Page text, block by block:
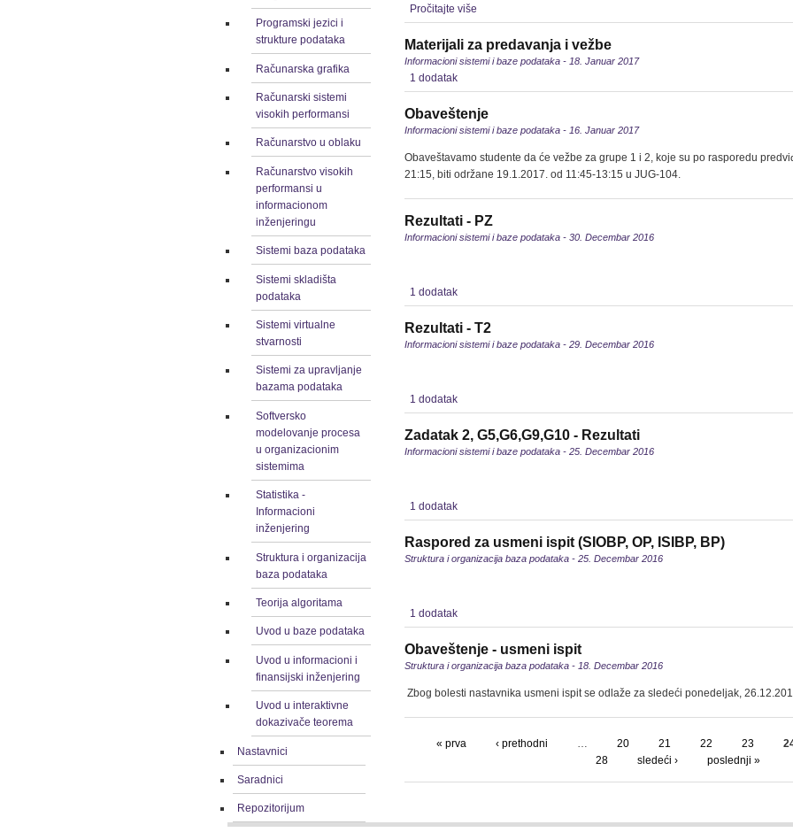
Programski jezici i
strukture podataka
Računarska grafika
Računarski sistemi
visokih performansi
Računarstvo u oblaku
Računarstvo visokih
performansi u
informacionom
inženjeringu
Sistemi baza podataka
Sistemi skladišta
podataka
Sistemi virtualne
stvarnosti
Sistemi za upravljanje
bazama podataka
Softversko
modelovanje procesa
u organizacionim
sistemima
Statistika -
Informacioni
inženjering
Struktura i organizacija
baza podataka
Teorija algoritama
Uvod u baze podataka
Uvod u informacioni i
finansijski inženjering
Uvod u interaktivne
dokazivače teorema
Nastavnici
Saradnici
Repozitorijum
Pročitajte više
Materijali za predavanja i vežbe
Informacioni sistemi i baze podataka - 18. Januar 2017
1 dodatak
Obaveštenje
Informacioni sistemi i baze podataka - 16. Januar 2017
Obaveštavamo studente da će vežbe za grupe 1 i 2, koje su po rasporedu
21:15, biti održane 19.1.2017. od 11:45-13:15 u JUG-104.
Rezultati - PZ
Informacioni sistemi i baze podataka - 30. Decembar 2016
1 dodatak
Rezultati - T2
Informacioni sistemi i baze podataka - 29. Decembar 2016
1 dodatak
Zadatak 2, G5,G6,G9,G10 - Rezultati
Informacioni sistemi i baze podataka - 25. Decembar 2016
1 dodatak
Raspored za usmeni ispit (SIOBP, OP, ISIBP, BP)
Struktura i organizacija baza podataka - 25. Decembar 2016
1 dodatak
Obaveštenje - usmeni ispit
Struktura i organizacija baza podataka - 18. Decembar 2016
Zbog bolesti nastavnika usmeni ispit se odlaže za sledeći ponedeljak,
« prva ‹ prethodni … 20 21 22 23
28
sledeći › poslednji »